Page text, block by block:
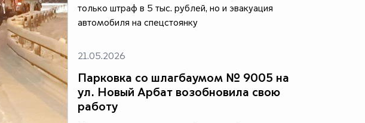
только штраф в 5 тыс. рублей, но и эвакуация
автомобиля на спецстоянку
21.05.2026
Парковка со шлагбаумом № 9005 на
ул. Новый Арбат возобновила свою
работу